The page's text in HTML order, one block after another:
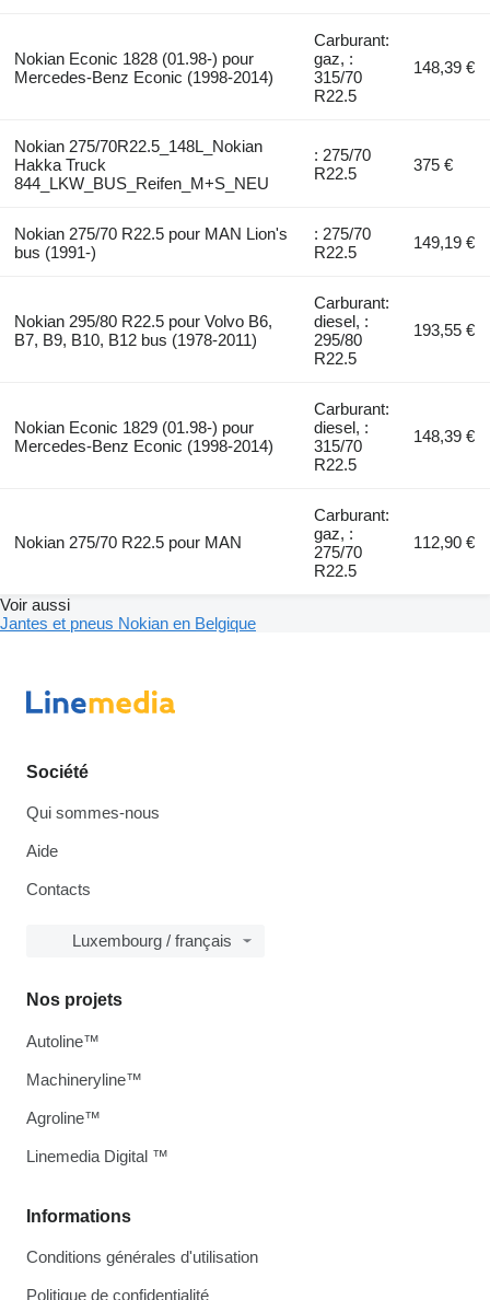
Nokian Econic 1828 (01.98-) pour
Mercedes-Benz Econic (1998-2014)
Carburant:
gaz, :
315/70
R22.5
148,39 €
Nokian 275/70R22.5_148L_Nokian
Hakka Truck
844_LKW_BUS_Reifen_M+S_NEU
: 275/70
R22.5
375 €
Nokian 275/70 R22.5 pour MAN Lion's
bus (1991-)
: 275/70
R22.5
149,19 €
Nokian 295/80 R22.5 pour Volvo B6,
B7, B9, B10, B12 bus (1978-2011)
Carburant:
diesel, :
295/80
R22.5
193,55 €
Nokian Econic 1829 (01.98-) pour
Mercedes-Benz Econic (1998-2014)
Carburant:
diesel, :
315/70
R22.5
148,39 €
Nokian 275/70 R22.5 pour MAN
Carburant:
gaz, :
275/70
R22.5
112,90 €
Voir aussi
Jantes et pneus Nokian en Belgique
Société
Qui sommes-nous
Aide
Contacts
Luxembourg / français
Informations
Conditions générales d'utilisation
Politique de confidentialité
Nos projets
Autoline™
Machineryline™
Agroline™
Linemedia Digital ™